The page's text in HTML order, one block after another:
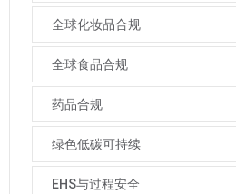
全球化妆品合规
全球食品合规
药品合规
绿色低碳可持续
EHS与过程安全